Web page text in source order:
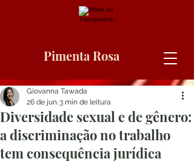
Pimenta Rosa
Diversidade sexual e de gênero:
a discriminação no trabalho
tem consequência jurídica
Giovanna Tawada
26 de jun.3 min de leitura